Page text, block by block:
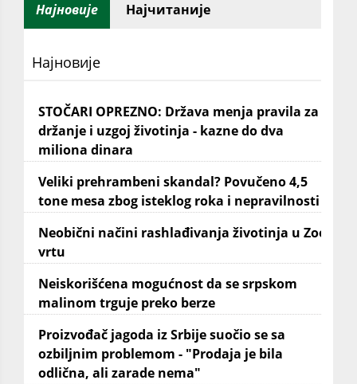
Најновије Најчитаније
Најновије
STOČARI OPREZNO: Država menja pravila za
držanje i uzgoj životinja - kazne do dva
miliona dinara
Veliki prehrambeni skandal? Povučeno 4,5
tone mesa zbog isteklog roka i nepravilnosti
Neobični načini rashlađivanja životinja u Zoo
vrtu
Neiskorišćena mogućnost da se srpskom
malinom trguje preko berze
Proizvođač jagoda iz Srbije suočio se sa
ozbiljnim problemom - "Prodaja je bila
odlična, ali zarade nema"